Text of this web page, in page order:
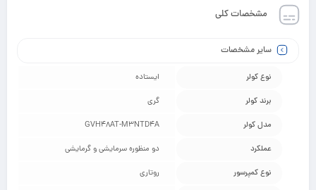
مشخصات کلی
سایر مشخصات
نوع کولر ایستاده
برند کولر گری
مدل کولر GVH48AT-M3NTD4A
عملکرد دو منظوره سرمایشی و گرمایشی
نوع کمپرسور روتاری